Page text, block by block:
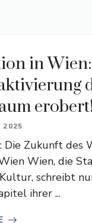
in
erobert!
2025
Die Zukunft des
Wien, die
schreibt
ihrer ...